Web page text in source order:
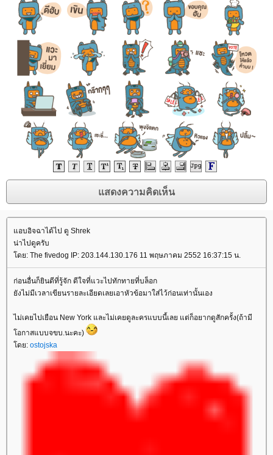
อบอิจฉาได้ไป ดู Shrek
น่าไปดูครับ
ดย: The fivedog IP: 203.144.130.176 11 พฤษภาคม 2552 16:37:15 น.
ก่อนอื่นก็ยินดีที่รู้จัก ดีใจที่แวะไปทักทายที่บล็อก
ังไม่มีเวลาเขียนรายละเอียดเลยเอาหัวข้อมาใส่ไว้ก่อนเท่านั้นเอง
ไม่เคยไปเยือน New York และไม่เคยดูละครแบบนี้เลย แต่ก็อยากดูสักครั้ง(ถ้ามี
อกาสแบบจขบ.นะคะ)
ดย: ostojska